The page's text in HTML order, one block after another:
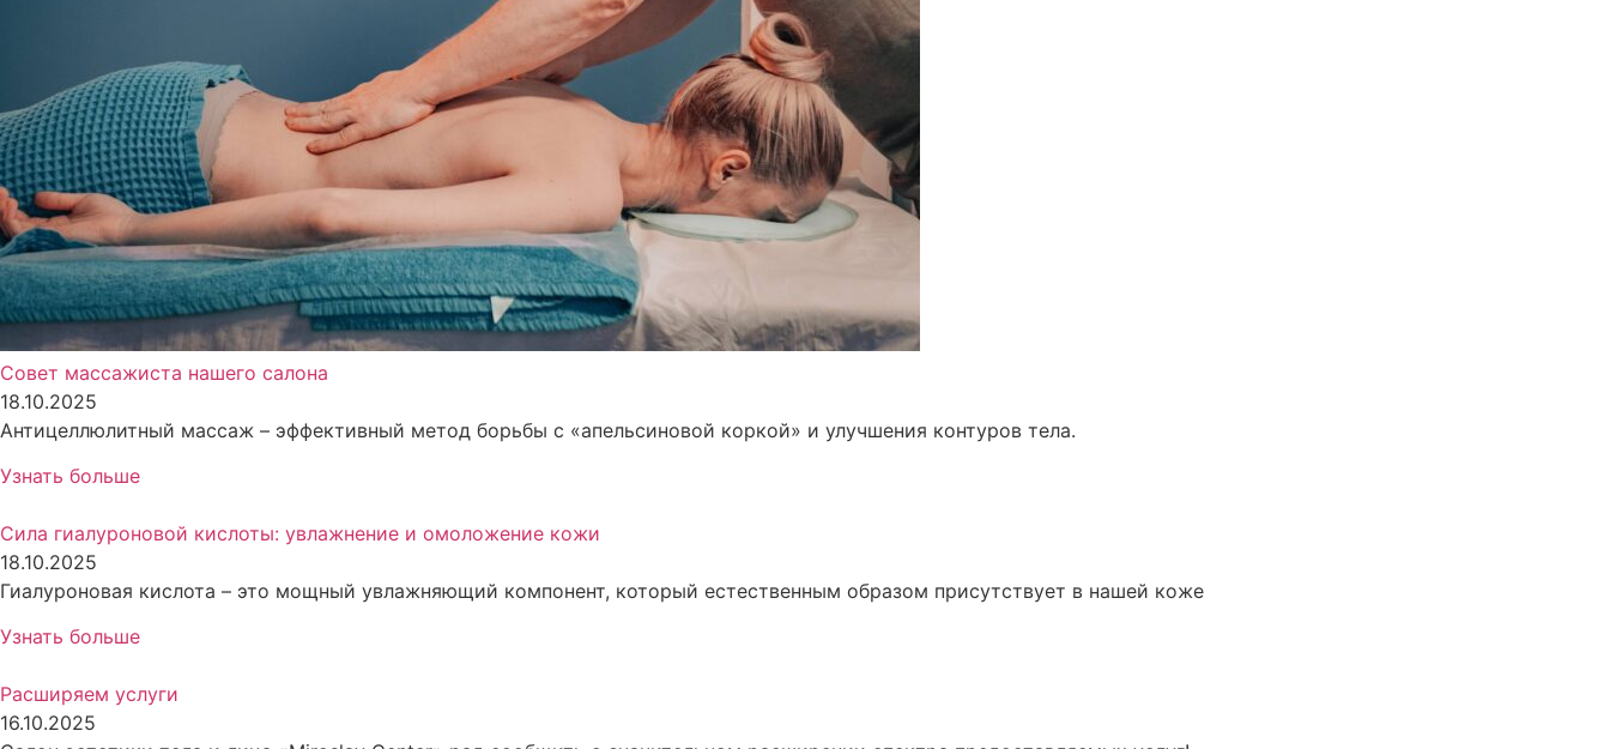
Совет массажиста нашего салона
18.10.2025
Антицеллюлитный массаж – эффективный метод борьбы с «апельсиновой коркой» и улучшения контуров тела.
Узнать больше
Сила гиалуроновой кислоты: увлажнение и омоложение кожи
18.10.2025
Гиалуроновая кислота – это мощный увлажняющий компонент, который естественным образом присутствует в нашей коже
Узнать больше
Расширяем услуги
16.10.2025